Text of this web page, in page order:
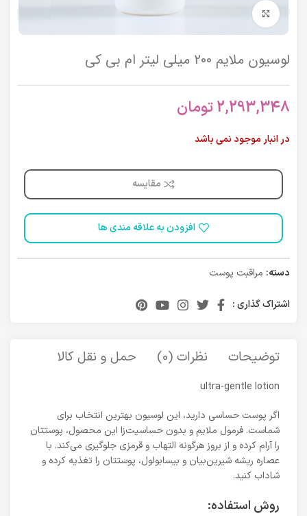
برای بزرگنمایی کلیک کنید
لوسیون ملایم 200 میلی لیتر ام بی کی
2,293,348تومان
در انبار موجود نمی باشد
مقایسه
افزودن به علاقه مندی ها
دسته: مراقبت پوست
اشتراک گذاری :
توضیحات نظرات (0) حمل و نقل کالا
ultra-gentle lotion
اگر پوست حساسی دارید، این لوسیون بهترین انتخاب برای
شماست. فرمول ملایم و بدون حساسیت‌زا این محصول، پوستتان
را آرام کرده و از بروز هرگونه التهاب و قرمزی جلوگیری می‌کند. با
عصاره ریشه شیرین‌بیان و بیسابولول، پوستتان را تغذیه کرده و
شاداب کنید.
روش استفاده: